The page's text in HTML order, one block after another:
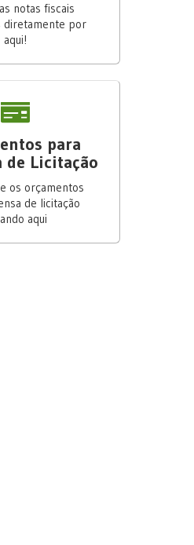
notas fiscais
diretamente por
aqui!
para
de Licitação
os orçamentos
de licitação
aqui